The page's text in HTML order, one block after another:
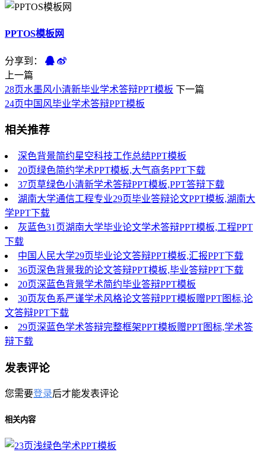
PPTOS模板网
分享到：
上一篇
28页水墨风小清新毕业学术答辩PPT模板 下一篇
24页中国风毕业学术答辩PPT模板
相关推荐
深色背景简约星空科技工作总结PPT模板
20页绿色简约学术PPT模板,大气商务PPT下载
37页草绿色小清新学术答辩PPT模板,PPT答辩下载
湖南大学通信工程专业29页毕业答辩论文PPT模板,湖南大
学PPT下载
灰蓝色31页湖南大学毕业论文学术答辩PPT模板,工程PPT
下载
中国人民大学29页毕业论文答辩PPT模板,汇报PPT下载
36页深色背景我的论文答辩PPT模板,毕业答辩PPT下载
20页深蓝色背景学术简约毕业答辩PPT模板
30页灰色系严谨学术风格论文答辩PPT模板赠PPT图标,论
文答辩PPT下载
29页深蓝色学术答辩完整框架PPT模板赠PPT图标,学术答
辩下载
发表评论
您需要登录后才能发表评论
相关内容